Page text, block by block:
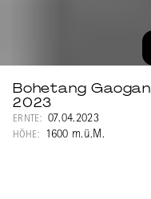
Bohetang Gaogan
2023
ERNTE: 07.04.2023
HÖHE: 1600 m.ü.M.